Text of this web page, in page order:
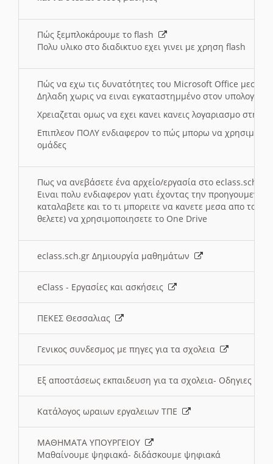
Πώς ξεμπλοκάρουμε το flash
Πολυ υλικο στο διαδικτυο εχει γινει με χρηση flash
Πώς να εχω τις δυνατότητες του Microsoft Office μεσω
Δηλαδη χωρις να ειναι εγκαταστημμένο στον
Χρειαζεται ομως να εχει κανει κανεις λογαριασμο στη
Επιπλεον ΠΟΛΥ ενδιαφερον το πώς μπορω να
ομάδες
Πως να ανεβάσετε ένα αρχείο/εργασία στο eclass.sch.gr
Ειναι πολυ ενδιαφερον γιατι έχοντας την
καταλαβετε και το τι μπορειτε να κανετε μεσα απο το
θελετε) να χρησιμοποιησετε το One Drive
eclass.sch.gr Δημιουργία μαθημάτων
eClass - Εργασίες και ασκήσεις
ΠΕΚΕΣ Θεσσαλιας
Γενικος συνδεσμος με πηγες για τα σχολεια
Εξ αποστάσεως εκπαιδευση για τα σχολεια- Οδηγιες
Κατάλογος ωραιων εργαλειων ΤΠΕ
ΜΑΘΗΜΑΤΑ ΥΠΟΥΡΓΕΙΟΥ
Μαθαίνουμε ψηφιακά- διδάσκουμε ψηφιακά